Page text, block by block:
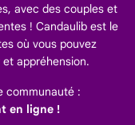
avec des couples et
! Candaulib est le
où vous pouvez
appréhension.
communauté :
en ligne !